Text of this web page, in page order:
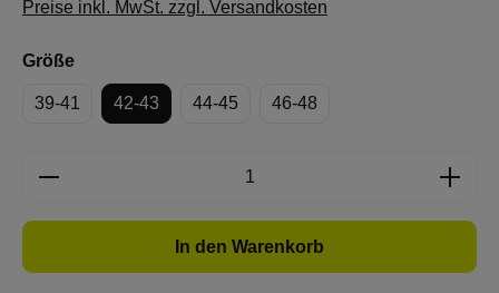
Preise inkl. MwSt. zzgl. Versandkosten
Größeauswählen
39-41 42-43 44-45 46-48
Produkt Anzahl: Gib den gewünschten
In den Warenkorb